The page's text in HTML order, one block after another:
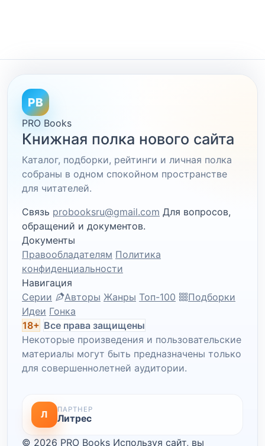
PB
PRO Books
Книжная полка нового сайта
Каталог, подборки, рейтинги и личная полка
собраны в одном спокойном пространстве
для читателей.
Связь probooksru@gmail.com Для вопросов,
обращений и документов.
Документы
Правообладателям Политика
конфиденциальности
Навигация
Серии
Авторы Жанры Топ-100
Подборки
Идеи Гонка
18+ Все права защищены
Некоторые произведения и пользовательские
материалы могут быть предназначены только
для совершеннолетней аудитории.
Л ПАРТНЕР
Литрес
© 2026 PRO Books Используя сайт, вы